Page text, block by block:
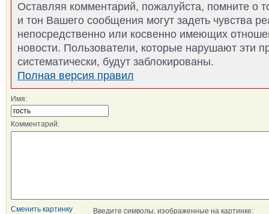
Оставляя комментарий, пожалуйста, помните о
и тон Вашего сообщения могут задеть чувства
непосредственно или косвенно имеющих
новости. Пользователи, которые нарушают эти
систематически, будут заблокированы.
Полная версия правил
Имя:
Комментарий:
Сменить картинку Введите символы, изображенные на картинке: